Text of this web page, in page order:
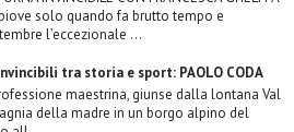
solo quando fa brutto tempo e
l’eccezionale ...
tra storia e sport: PAOLO CODA
maestrina, giunse dalla lontana Val
della madre in un borgo alpino del